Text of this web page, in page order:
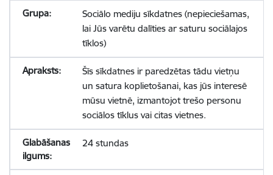
Sociālo mediju sīkdatnes (nepieciešamas,
lai Jūs varētu dalīties ar saturu sociālajos
tīklos)
Šīs sīkdatnes ir paredzētas tādu vietņu
un satura koplietošanai, kas jūs interesē
mūsu vietnē, izmantojot trešo personu
sociālos tīklus vai citas vietnes.
24 stundas